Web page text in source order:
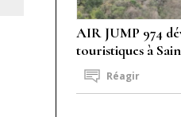
AIR JUMP 974
touristiques à
Réagir